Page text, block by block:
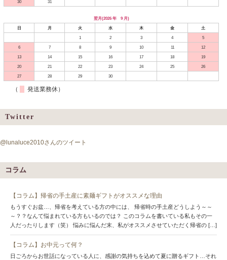
30
31
翌月(2026 年 9 月)
日
月 火 水 木 金
土
1
2 3 4
5
6
7 8 9 10 11
12
13
14 15 16 17 18
19
20
21 22 23 24 25
26
27
28 29 30
（ 発送業務休）
Twitter
@lunaluce2010さんのツイート
コラム
【コラム】帰省の手土産に素麺ギフトがオススメな理由
もうすぐお盆…、帰省を考えている方の中には、 帰省時の手土産どうしよう～～
～？？なんて悩まれている方もいるのでは？ このコラムを書いている私もその一
人だったりします（笑） 悩みに悩んだ末、私がオススメさせていただく帰省の […]
【コラム】お中元って何？
日ごろからお世話になっている人に、感謝の気持ちを込めて夏に贈るギフト…それ